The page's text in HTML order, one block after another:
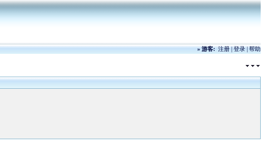
» 游客:注册|登录|帮助